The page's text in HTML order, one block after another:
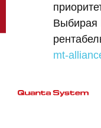
Выбирая
mt-